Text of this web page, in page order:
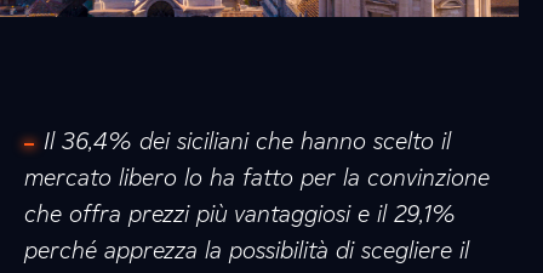
Il 36,4% dei siciliani che hanno scelto il
mercato libero lo ha fatto per la convinzione
che offra prezzi più vantaggiosi e il 29,1%
perché apprezza la possibilità di scegliere il